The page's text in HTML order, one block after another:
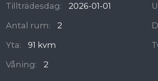
Tillträdesdag:
2026-01-01
Antal rum:
2
Yta:
91 kvm
Våning:
2